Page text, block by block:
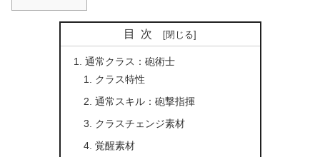
目次
通常クラス：砲術士
クラス特性
通常スキル：砲撃指揮
クラスチェンジ素材
覚醒素材